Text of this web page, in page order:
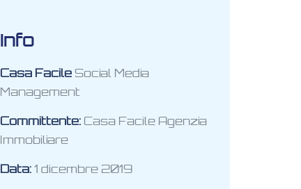
Info
Casa Facile Social Media
Management
Committente: Casa Facile Agenzia
Immobiliare
Data:1 dicembre 2019